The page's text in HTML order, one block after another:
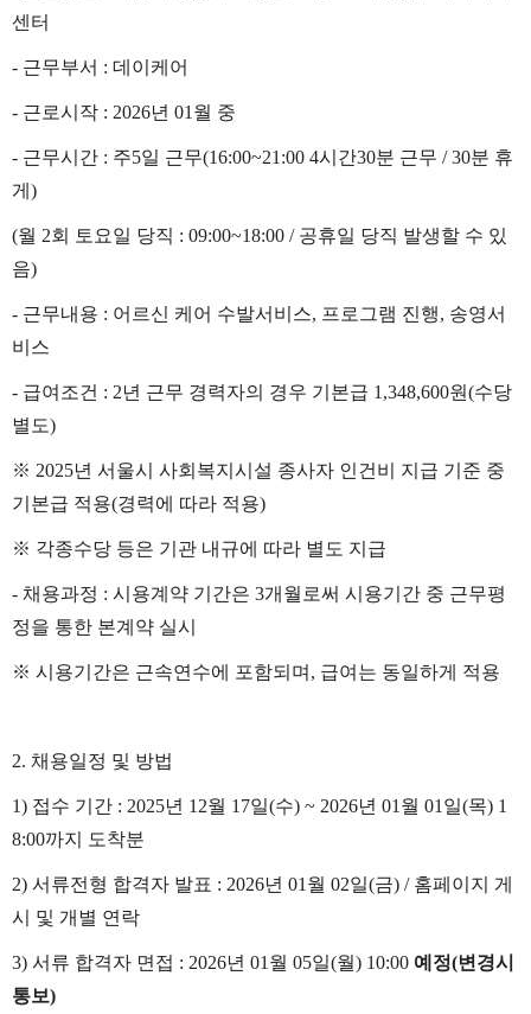
센터
- 근무부서 : 데이케어
- 근로시작 : 2026년 01 월 중
- 근무시간 : 주5일 근무(16:00~21:00 4시간30분 근무 / 30분 휴
게 )
(월 2회 토요일 당직 : 09:00~18:00 / 공휴일 당직 발생할 수 있
음)
- 근무내용 : 어르신 케어 수발서비스, 프로그램 진행, 송영서
비스
- 급여조건 : 2년 근무 경력자의 경우 기본급 1,348,600원(수당
별도)
※ 2025년 서울시 사회복지시설 종사자 인건비 지급 기준 중
기본급 적용(경력에 따라 적용)
※ 각종수당 등은 기관 내규에 따라 별도 지급
- 채용과정 : 시용계약 기간은 3개월로써 시용기간 중 근무평
정을 통한 본계약 실시
※ 시용기간은 근속연수에 포함되며 , 급여는 동일하게 적용
2. 채용일정 및 방법
1) 접수 기간 : 2025년 12월 17일(수) ~ 2026년 01 월 01 일(목) 1
8:00까지 도착분
2) 서류전형 합격자 발표 : 2026년 01 월 02일(금) / 홈페이지 게
시 및 개별 연락
3) 서류 합격자 면접 : 2026년 01 월 05일(월) 10:00 예정(변경시
통보)